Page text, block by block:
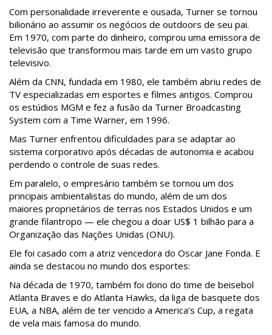
Com personalidade irreverente e ousada, Turner se tornou
bilionário ao assumir os negócios de outdoors de seu pai.
Em 1970, com parte do dinheiro, comprou uma emissora de
televisão que transformou mais tarde em um vasto grupo
televisivo.
Além da CNN, fundada em 1980, ele também abriu redes de
TV especializadas em esportes e filmes antigos. Comprou
os estúdios MGM e fez a fusão da Turner Broadcasting
System com a Time Warner, em 1996.
Mas Turner enfrentou dificuldades para se adaptar ao
sistema corporativo após décadas de autonomia e acabou
perdendo o controle de suas redes.
Em paralelo, o empresário também se tornou um dos
principais ambientalistas do mundo, além de um dos
maiores proprietários de terras nos Estados Unidos e um
grande filantropo — ele chegou a doar US$ 1 bilhão para a
Organização das Nações Unidas (ONU).
Ele foi casado com a atriz vencedora do Oscar Jane Fonda. E
ainda se destacou no mundo dos esportes:
Na década de 1970, também foi dono do time de beisebol
Atlanta Braves e do Atlanta Hawks, da liga de basquete dos
EUA, a NBA, além de ter vencido a America’s Cup, a regata
de vela mais famosa do mundo.